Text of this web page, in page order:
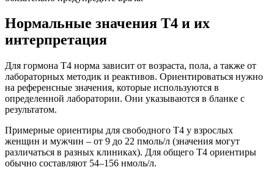
Нормальные значения Т4 и их
интерпретация
Для гормона Т4 норма зависит от возраста, пола, а также от
лабораторных методик и реактивов. Ориентироваться нужно
на референсные значения, которые используются в
определенной лаборатории. Они указываются в бланке с
результатом.
Примерные ориентиры для свободного Т4 у взрослых
женщин и мужчин – от 9 до 22 пмоль/л (значения могут
различаться в разных клиниках). Для общего Т4 ориентиры
обычно составляют 54–156 нмоль/л.